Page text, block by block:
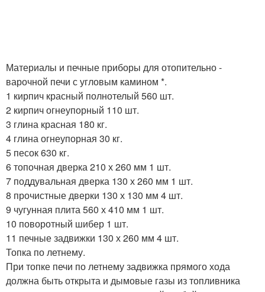
Материалы и печные приборы для отопительно -
варочной печи с угловым камином *.
1 кирпич красный полнотелый 560 шт.
2 кирпич огнеупорный 110 шт.
3 глина красная 180 кг.
4 глина огнеупорная 30 кг.
5 песок 630 кг.
6 топочная дверка 210 х 260 мм 1 шт.
7 поддувальная дверка 130 х 260 мм 1 шт.
8 прочистные дверки 130 х 130 мм 4 шт.
9 чугунная плита 560 х 410 мм 1 шт.
10 поворотный шибер 1 шт.
11 печные задвижки 130 х 260 мм 4 шт.
Топка по летнему.
При топке печи по летнему задвижка прямого хода
должна быть открыта и дымовые газы из топливника